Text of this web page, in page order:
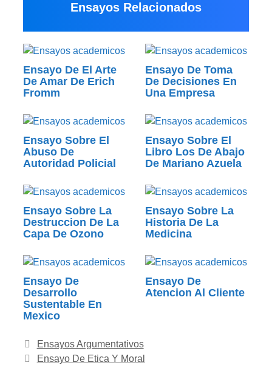
Ensayos Relacionados
Ensayo De El Arte
De Amar De Erich
Fromm
Ensayo De Toma
De Decisiones En
Una Empresa
Ensayo Sobre El
Abuso De
Autoridad Policial
Ensayo Sobre El
Libro Los De Abajo
De Mariano Azuela
Ensayo Sobre La
Destruccion De La
Capa De Ozono
Ensayo Sobre La
Historia De La
Medicina
Ensayo De
Desarrollo
Sustentable En
Mexico
Ensayo De
Atencion Al Cliente
Categorías
Ensayos Argumentativos
Ensayo De Etica Y Moral